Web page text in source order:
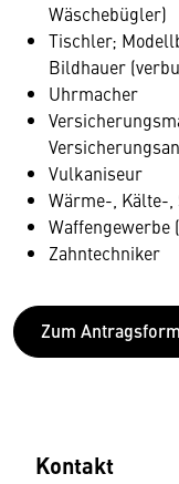
Wäschebügler)
Tischler;
Bildhauer
Uhrmacher
Vulkaniseur
Wärme-, Kälte-
Waffengewerbe
Zahntechniker
Zum
Kontakt